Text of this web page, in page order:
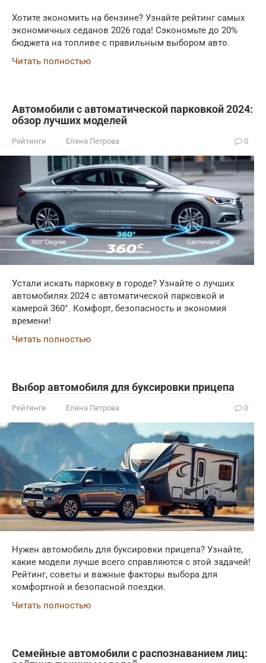
Хотите экономить на бензине? Узнайте рейтинг самых
экономичных седанов 2026 года! Сэкономьте до 20%
бюджета на топливе с правильным выбором авто.
Читать полностью
Автомобили с автоматической парковкой 2024:
обзор лучших моделей
Рейтинги Елена Петрова 0
Устали искать парковку в городе? Узнайте о лучших
автомобилях 2024 с автоматической парковкой и
камерой 360°. Комфорт, безопасность и экономия
времени!
Читать полностью
Выбор автомобиля для буксировки прицепа
Рейтинги Елена Петрова 0
Нужен автомобиль для буксировки прицепа? Узнайте,
какие модели лучше всего справляются с этой задачей!
Рейтинг, советы и важные факторы выбора для
комфортной и безопасной поездки.
Читать полностью
Семейные автомобили с распознаванием лиц: